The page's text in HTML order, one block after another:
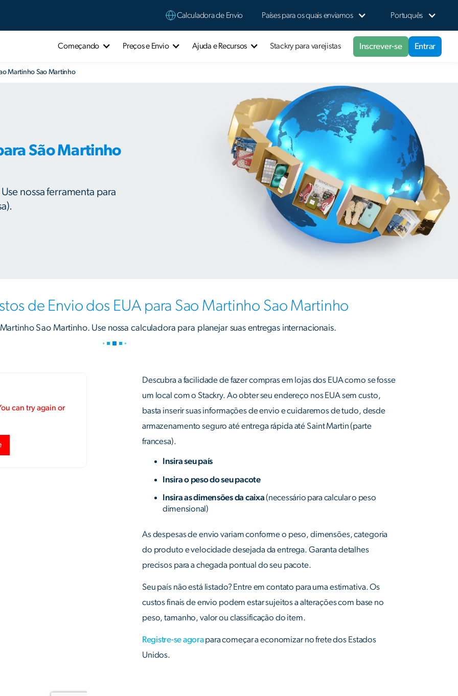
Calculadora de Envio Países para os quais enviamos Portuquês
Começando Preços e Envio Ajuda e Recursos Stackry para varejistas Inscrever-se Entrar
Martinho Sao Martinho
São Martinho
nossa ferramenta para
de Envio dos EUA para Sao Martinho Sao Martinho
Sao Martinho. Use nossa calculadora para planejar suas entregas internacionais.
Descubra a facilidade de fazer compras em lojas dos EUA como se fosse
um local com o Stackry. Ao obter seu endereço nos EUA sem custo,
basta inserir suas informações de envio e cuidaremos de tudo, desde
armazenamento seguro até entrega rápida até Saint Martin (parte
francesa).
Insira seu país
Insira o peso do seu pacote
Insira as dimensões da caixa(necessário para calcular o peso
dimensional)
As despesas de envio variam conforme o peso, dimensões, categoria
do produto e velocidade desejada da entrega. Garanta detalhes
precisos para a chegada pontual do seu pacote.
Seu país não está listado? Entre em contato para uma estimativa. Os
custos finais de envio podem estar sujeitos a alterações com base no
peso, tamanho, valor ou classificação do item.
Registre-se agorapara começar a economizar no frete dos Estados
Unidos.